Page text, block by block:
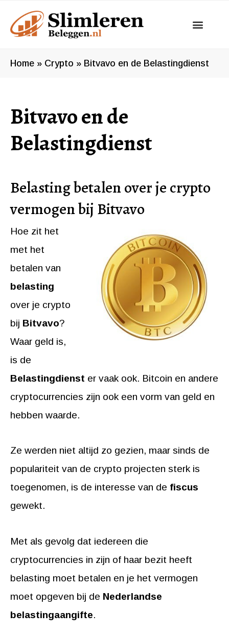
naar
inhoud
Home » Crypto » Bitvavo en de Belastingdienst
Bitvavo en de
Belastingdienst
Belasting betalen over je crypto
vermogen bij Bitvavo
Hoe zit het
met het
betalen van
belasting
over je crypto
bij Bitvavo?
Waar geld is,
is de
Belastingdienst er vaak ook. Bitcoin en andere
cryptocurrencies zijn ook een vorm van geld en
hebben waarde.
Ze werden niet altijd zo gezien, maar sinds de
populariteit van de crypto projecten sterk is
toegenomen, is de interesse van de fiscus
gewekt.
Met als gevolg dat iedereen die
cryptocurrencies in zijn of haar bezit heeft
belasting moet betalen en je het vermogen
moet opgeven bij de Nederlandse
belastingaangifte.